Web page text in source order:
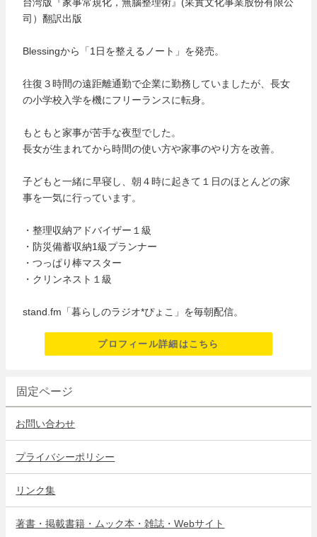
台湾版『家事常規化，無腦整理術』(采實文化事業股份有限公
司）翻訳出版
Blessingから「1日を整えるノート」を発売。
往復３時間の遠距離通勤で企業に勤務していましたが、長女
の小学校入学を機にフリーランスに転身。
もともと家事が苦手な夜型でした。
長女が生まれてから時間の使い方や家事のやり方を改善。
子どもと一緒に早寝し、朝４時に起きて１日のほとんどの家
事を一気に行っています。
・整理収納アドバイザー１級
・防災備蓄収納1級プランナー
・つっぱり棒マスター
・クリンネスト１級
stand.fm「暮らしのラジオ*ぴょこ」を毎朝配信。
プロフィール詳細はこちら
固定ページ
お問い合わせ
プライバシーポリシー
リンク集
著書・掲載書籍・ムック本・雑誌・Webサイト